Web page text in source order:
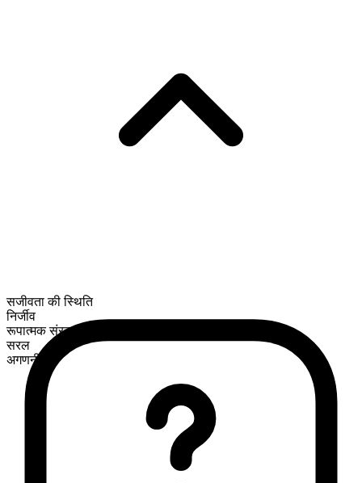
सजीवता की स्थिति
निर्जीव
रूपात्मक संरचना
सरल
अगणनीय